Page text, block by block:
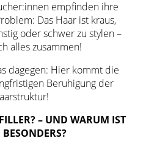
empfinden ihre
Das Haar ist kraus,
oder schwer zu stylen –
alles zusammen!
dagegen: Hier kommt die
Beruhigung der
– UND WARUM IST
BESONDERS?